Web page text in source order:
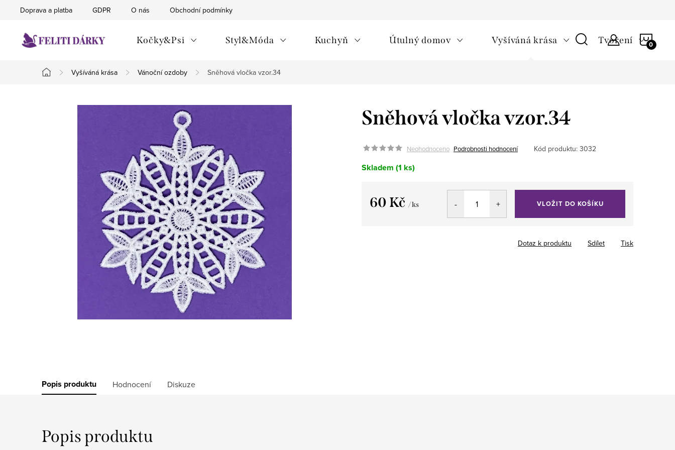
Doprava a platba GDPR O nás Obchodní podmínky
Kočky&Psi Styl&Móda Kuchyň Útulný domov Vyšíváná krása Tvoření
Domů
Vyšíváná krása Vánoční ozdoby Sněhová vločka vzor.34
Sněhová vločka vzor.34
Neohodnoceno Podrobnosti hodnocení Kód produktu: 3032
Skladem (1 ks)
60 Kč / ks VLOŽIT DO KOŠÍKU
Tisk
Dotaz k produktu Sdílet
Popis produktu Hodnocení Diskuze
Popis produktu